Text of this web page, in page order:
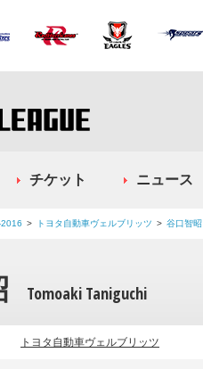
チケット ニュース
トヨタ自動車ヴェルブリッツ 谷口智昭
Tomoaki Taniguchi
トヨタ自動車ヴェルブリッツ